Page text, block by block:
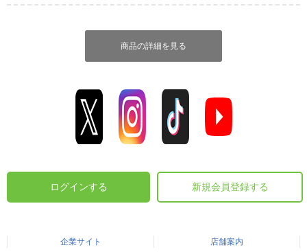
商品の詳細を見る
ログインする 新規会員登録する
企業サイト 店舗案内